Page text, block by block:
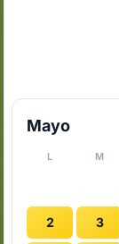
Mayo
L M
2 3